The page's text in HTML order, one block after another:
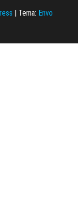
| Tema: Envo